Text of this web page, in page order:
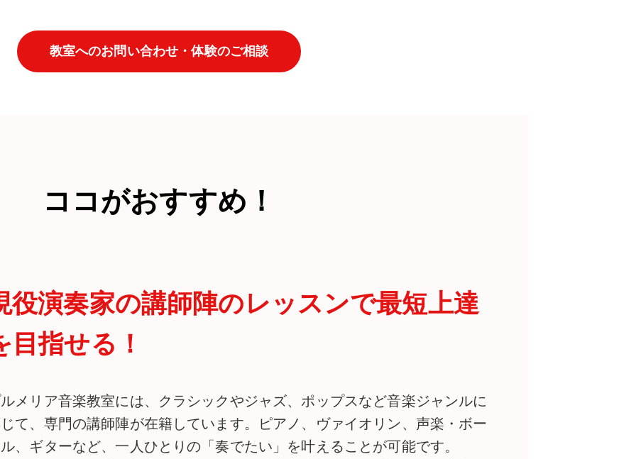
教室へのお問い合わせ・体験のご相談
ココがおすすめ！
役演奏家の講師陣のレッスンで最短上達
目指せる！
メリア音楽教室には、クラシックやジャズ、ポップスなど音楽ジャンルに
て、専門の講師陣が在籍しています。ピアノ、ヴァイオリン、声楽・ボー
、ギターなど、一人ひとりの「奏でたい」を叶えることが可能です。